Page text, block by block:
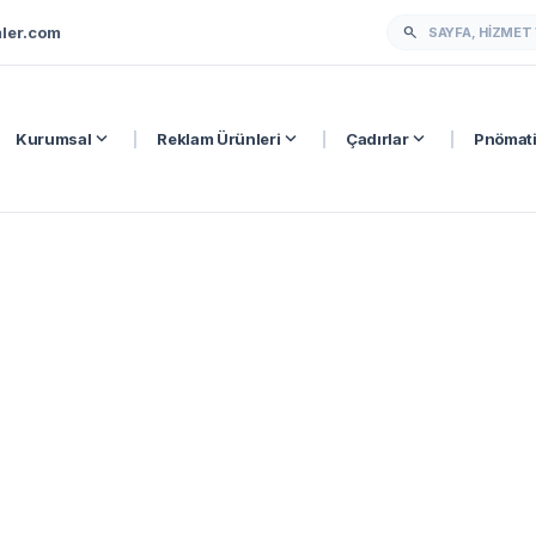
search
Kurumsal expand_more Reklam Ürünleri expand_more Çadırlarexpand_more